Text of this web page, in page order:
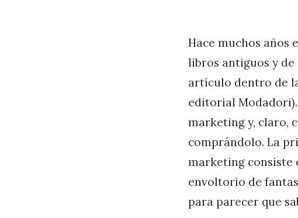
Hace muchos años
libros antiguos y
artículo dentro de
editorial
marketing y, claro,
comprándolo. La
marketing consiste
envoltorio de
para parecer que